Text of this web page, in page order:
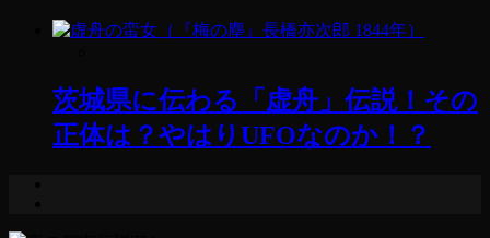
茨城県に伝わる「虚舟」伝説！その
正体は？やはりUFOなのか！？